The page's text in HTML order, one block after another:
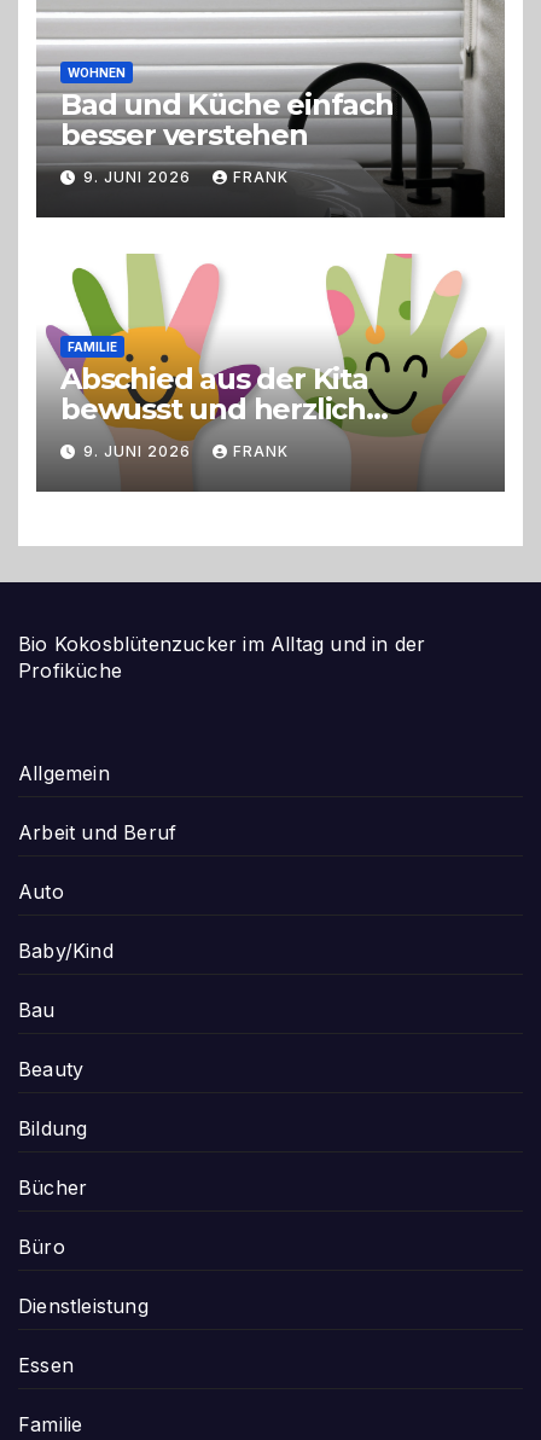
WOHNEN
Bad und Küche einfach
besser verstehen
9. JUNI 2026 FRANK
FAMILIE
Abschied aus der Kita
bewusst und herzlich
gestalten
9. JUNI 2026 FRANK
Bio Kokosblütenzucker im Alltag und in der
Profiküche
Allgemein
Arbeit und Beruf
Auto
Baby/Kind
Bau
Beauty
Bildung
Bücher
Büro
Dienstleistung
Essen
Familie